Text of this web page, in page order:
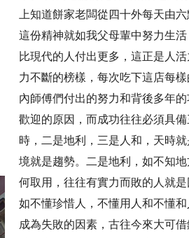
上知道餅家老闆從四十外每天由
這份精神就如我父母輩中努力生
比現代的人付出更多，這正是人
力不斷的榜樣，每次吃下這店每
內師傅們付出的努力和背後多年
歡迎的原因，而成功往往必須具
時，二是地利，三是人和，天時
境就是趨勢。二是地利，如不知
何取用，往往有實力而敗的人就是
如不懂珍惜人，不懂用人和不懂
成為失敗的因素，古往今來大可